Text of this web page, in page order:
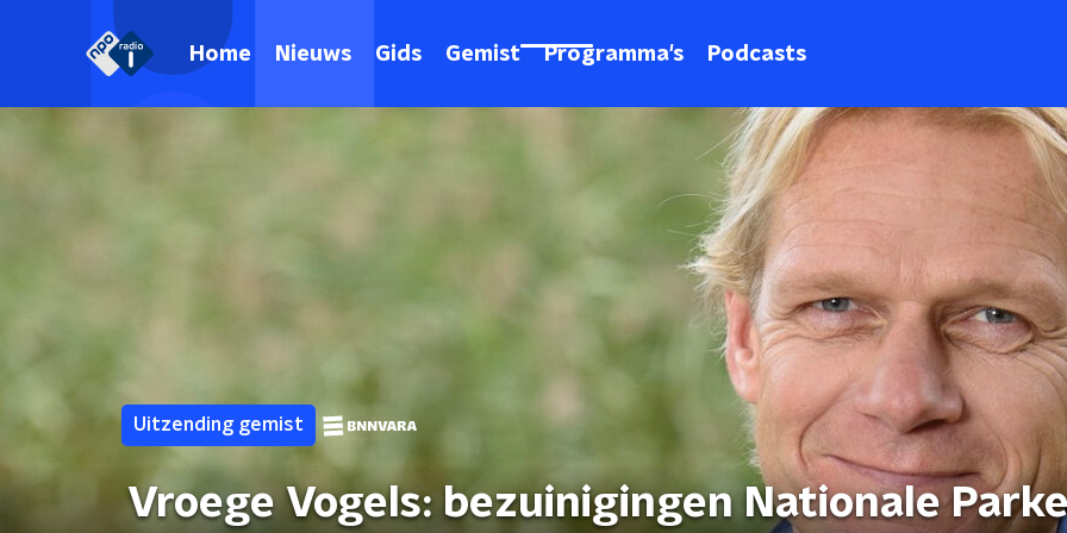
Home Nieuws Gids Gemist Programma's Podcasts
Uitzending gemist
Vroege Vogels: bezuinigingen Nationale